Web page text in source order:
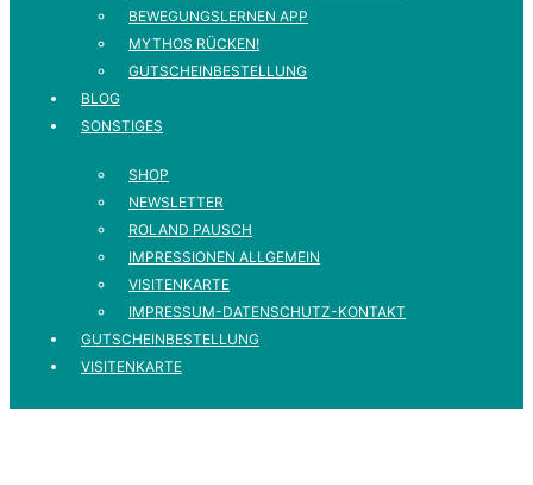
BEWEGUNGSLERNEN APP
MYTHOS RÜCKEN!
GUTSCHEINBESTELLUNG
BLOG
SONSTIGES
SHOP
NEWSLETTER
ROLAND PAUSCH
IMPRESSIONEN ALLGEMEIN
VISITENKARTE
IMPRESSUM-DATENSCHUTZ-KONTAKT
GUTSCHEINBESTELLUNG
VISITENKARTE